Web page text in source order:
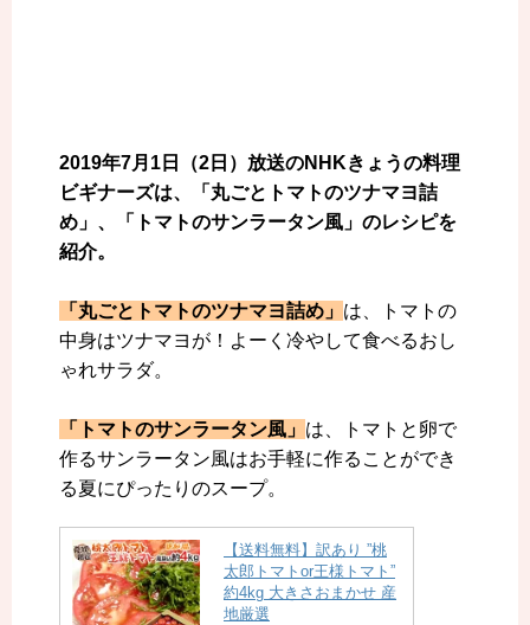
2019年7月1日（2日）放送のNHKきょうの料理
ビギナーズは、「丸ごとトマトのツナマヨ詰
め」、「トマトのサンラータン風」のレシピを
紹介。
「丸ごとトマトのツナマヨ詰め」 は、トマトの
中身はツナマヨが！よーく冷やして食べるおし
ゃれサラダ。
「トマトのサンラータン風」 は、トマトと卵で
作るサンラータン風はお手軽に作ることができ
る夏にぴったりのスープ。
【送料無料】訳あり ”桃
太郎トマトor王様トマト”
約4kg 大きさおまかせ 産
地厳選